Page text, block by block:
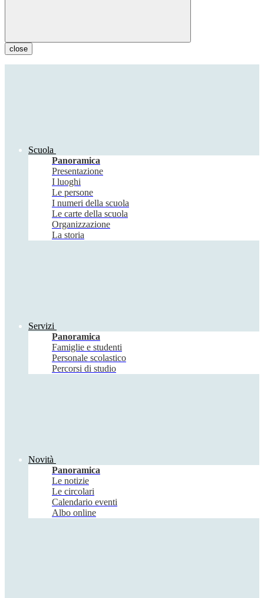
close
Scuola
Panoramica
Presentazione
I luoghi
Le persone
I numeri della scuola
Le carte della scuola
Organizzazione
La storia
Servizi
Panoramica
Famiglie e studenti
Personale scolastico
Percorsi di studio
Novità
Panoramica
Le notizie
Le circolari
Calendario eventi
Albo online